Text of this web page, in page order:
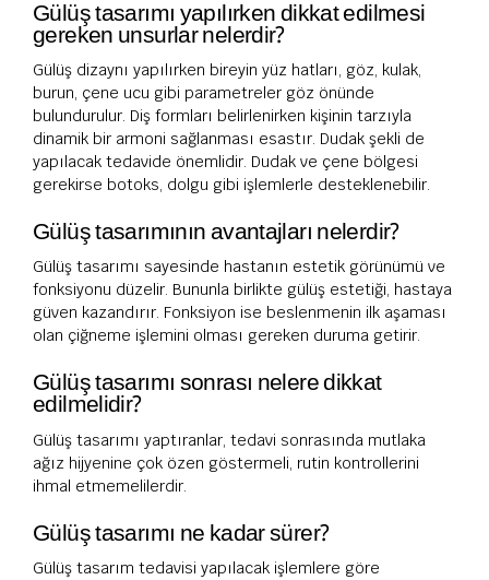
Gülüş tasarımı yapılırken dikkat edilmesi
gereken unsurlar nelerdir?
Gülüş dizaynı yapılırken bireyin yüz hatları, göz, kulak,
burun, çene ucu gibi parametreler göz önünde
bulundurulur. Diş formları belirlenirken kişinin tarzıyla
dinamik bir armoni sağlanması esastır. Dudak şekli de
yapılacak tedavide önemlidir. Dudak ve çene bölgesi
gerekirse botoks, dolgu gibi işlemlerle desteklenebilir.
Gülüş tasarımının avantajları nelerdir?
Gülüş tasarımı sayesinde hastanın estetik görünümü ve
fonksiyonu düzelir. Bununla birlikte gülüş estetiği, hastaya
güven kazandırır. Fonksiyon ise beslenmenin ilk aşaması
olan çiğneme işlemini olması gereken duruma getirir.
Gülüş tasarımı sonrası nelere dikkat
edilmelidir?
Gülüş tasarımı yaptıranlar, tedavi sonrasında mutlaka
ağız hijyenine çok özen göstermeli, rutin kontrollerini
ihmal etmemelilerdir.
Gülüş tasarımı ne kadar sürer?
Gülüş tasarım tedavisi yapılacak işlemlere göre